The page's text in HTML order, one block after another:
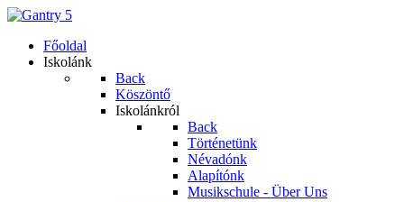
Főoldal
Iskolánk
Back
Köszöntő
Iskolánkról
Back
Történetünk
Névadónk
Alapítónk
Musikschule - Über Uns